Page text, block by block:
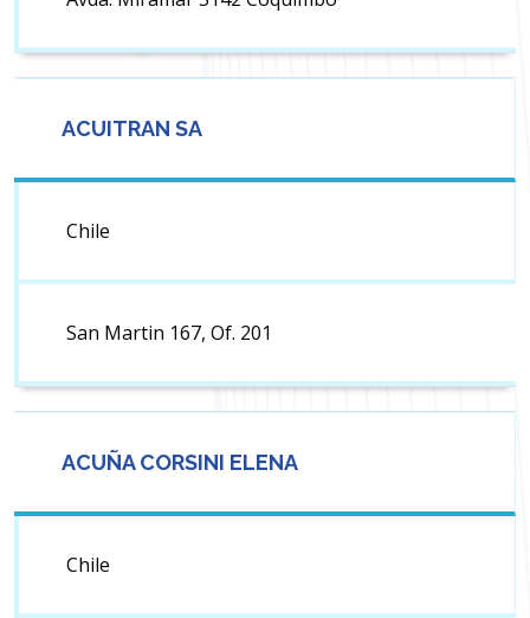
ACUITRAN SA
Chile
San Martin 167, Of. 201
ACUÑA CORSINI ELENA
Chile